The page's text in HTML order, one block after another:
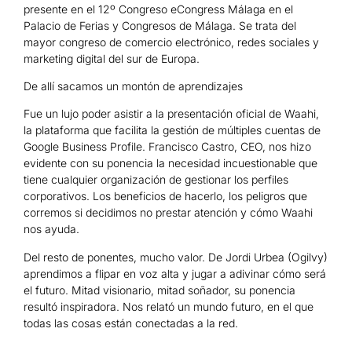
presente en el 12º Congreso eCongress Málaga en el
Palacio de Ferias y Congresos de Málaga. Se trata del
mayor congreso de comercio electrónico, redes sociales y
marketing digital del sur de Europa.
De allí sacamos un montón de aprendizajes
Fue un lujo poder asistir a la presentación oficial de Waahi,
la plataforma que facilita la gestión de múltiples cuentas de
Google Business Profile. Francisco Castro, CEO, nos hizo
evidente con su ponencia la necesidad incuestionable que
tiene cualquier organización de gestionar los perfiles
corporativos. Los beneficios de hacerlo, los peligros que
corremos si decidimos no prestar atención y cómo Waahi
nos ayuda.
Del resto de ponentes, mucho valor. De Jordi Urbea (Ogilvy)
aprendimos a flipar en voz alta y jugar a adivinar cómo será
el futuro. Mitad visionario, mitad soñador, su ponencia
resultó inspiradora. Nos relató un mundo futuro, en el que
todas las cosas están conectadas a la red.